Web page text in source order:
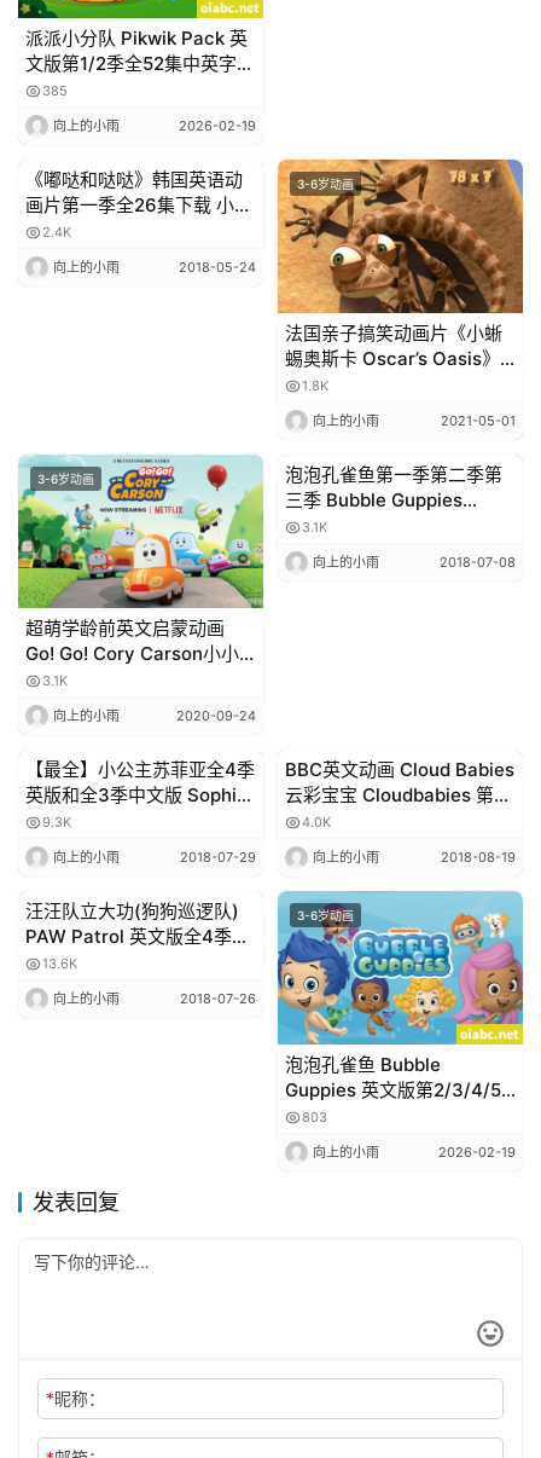
画
推
荐
热
门
专
题
赞
助
本
站
登录
派派小分队 Pikwik Pack 英
文版第1/2季全52集中英字幕
高清1080P视频MP4网盘下
载
385
向上的小雨 2026-02-19
3-6岁动画
《嘟哒和哒哒》韩国英语动
画片第一季全26集下载 小探
险家的环球历险FLV格式 百
度网盘
2.4K
向上的小雨 2018-05-24
3-6岁动画
法国亲子搞笑动画片《小蜥
蜴奥斯卡 Oscar’s Oasis》
全78集无对白 百度网盘下载
1.8K
向上的小雨 2021-05-01
3-6岁动画
超萌学龄前英文启蒙动画
Go! Go! Cory Carson小小
车向前冲\柯利嘟嘟车 全两季
百度网盘下载
3.1K
向上的小雨 2020-09-24
3-6岁动画
泡泡孔雀鱼第一季第二季第
三季 Bubble Guppies
Season 1&2&3 英文版下载
3.1K
向上的小雨 2018-07-08
3-6岁动画
【最全】小公主苏菲亚全4季
英版和全3季中文版 Sophia
the First 1~4季合辑 剧场版
9.3K
向上的小雨 2018-07-29
3-6岁动画
BBC英文动画 Cloud Babies
云彩宝宝 Cloudbabies 第1
季全51集 百度云
4.0K
向上的小雨 2018-08-19
3-6岁动画
汪汪队立大功(狗狗巡逻队)
PAW Patrol 英文版全4季高
清百度网盘
13.6K
向上的小雨 2018-07-26
3-6岁动画
泡泡孔雀鱼 Bubble
Guppies 英文版第2/3/4/5
季75集英语字幕高清1080P
视频MKV网盘
803
向上的小雨 2026-02-19
发表回复
*昵称：